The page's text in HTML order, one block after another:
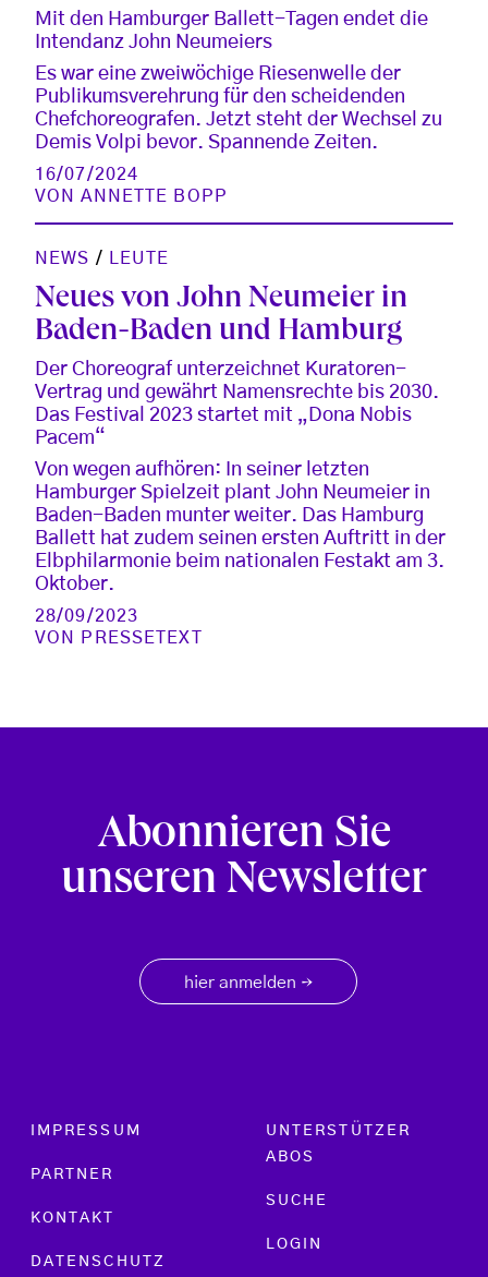
Mit den Hamburger Ballett-Tagen endet die
Intendanz John Neumeiers
Es war eine zweiwöchige Riesenwelle der
Publikumsverehrung für den scheidenden
Chefchoreografen. Jetzt steht der Wechsel zu
Demis Volpi bevor. Spannende Zeiten.
16/07/2024
VONANNETTE BOPP
NEWS / LEUTE
Neues von John Neumeier in
Baden-Baden und Hamburg
Der Choreograf unterzeichnet Kuratoren-
Vertrag und gewährt Namensrechte bis 2030.
Das Festival 2023 startet mit „Dona Nobis
Pacem“
Von wegen aufhören: In seiner letzten
Hamburger Spielzeit plant John Neumeier in
Baden-Baden munter weiter. Das Hamburg
Ballett hat zudem seinen ersten Auftritt in der
Elbphilarmonie beim nationalen Festakt am 3.
Oktober.
28/09/2023
VON
PRESSETEXT
Abonnieren Sie
unseren Newsletter
hier anmelden →
Footer menu
IMPRESSUM
PARTNER
KONTAKT
DATENSCHUTZ
UNTERSTÜTZER
ABOS
SUCHE
LOGIN